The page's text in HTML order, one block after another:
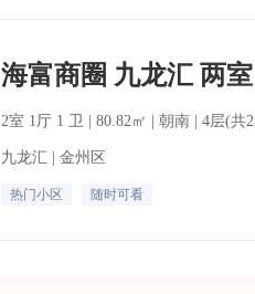
2室 1厅 1 卫 | 80.82㎡ | 朝南 | 4层(共
九龙汇 | 金州区
热门小区 随时可看